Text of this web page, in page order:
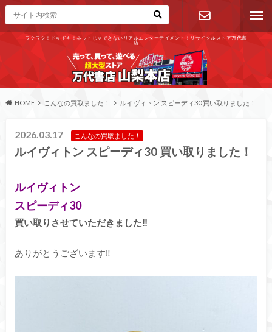
ワクワク！ドキドキ！ネットじゃできないリアルエンターテイメント！リサイクルストア万代書
店
お問い合わ
せ
HOME こんなの買取ました！ ルイヴィトン スピーディ30 買い取りました！
2026.03.17 こんなの買取ました！
ルイヴィトン スピーディ30 買い取りました！
ルイヴィトン
スピーディ30
買い取りさせていただきました‼
ありがとうございます‼